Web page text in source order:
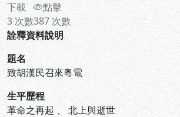
下載
3 次數
點擊
387 次數
詮釋資料說明
題名
致胡漢民召來粵電
生平歷程
革命之再起 、 北上與逝世